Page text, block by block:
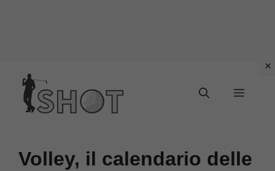
contenuto
Menu
Volley, il calendario delle